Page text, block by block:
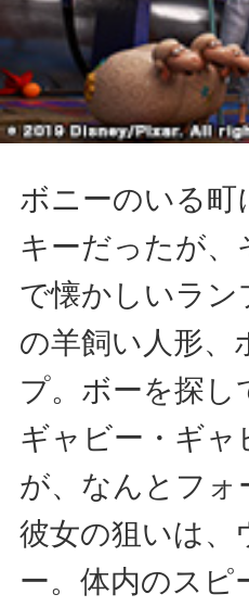
ボニーのいる
キーだったが
で懐かしいラン
の羊飼い人形、
プ。ボーを探
ギャビー・ギャ
が、なんとフォ
彼女の狙いは、
ー。体内のス